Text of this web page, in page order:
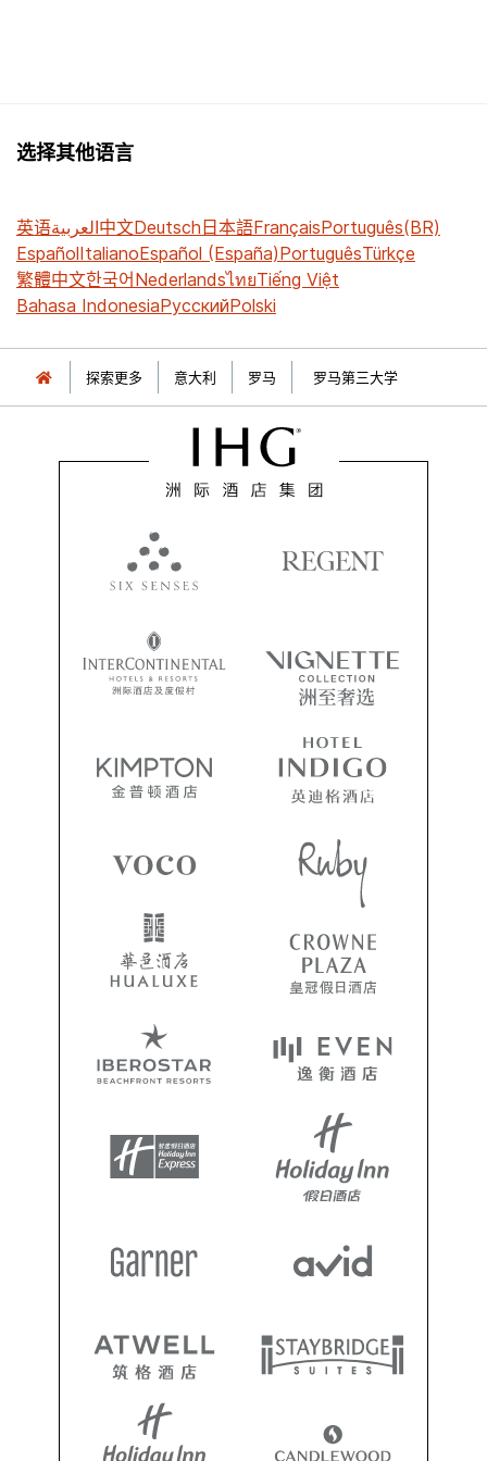
选择其他语言
英语العربية中文Deutsch日本語FrançaisPortuguês(BR)
EspañolItalianoEspañol (España)PortuguêsTürkçe
繁體中文한국어NederlandsไทยTiếng Việt
Bahasa IndonesiaРусскийPolski
探索更多 意大利 罗马 罗马第三大学